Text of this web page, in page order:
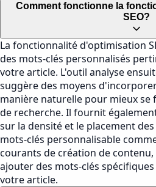
Comment fonctionne la
SEO?
La fonctionnalité d'optimisation
des mots-clés personnalisés
votre article. L'outil analyse
suggère des moyens
manière naturelle pour mieux se
de recherche. Il fournit
sur la densité et le placement
mots-clés personnalisable
courants de création de contenu,
ajouter des mots-clés
votre article.